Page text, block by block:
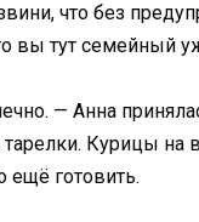
что без
вы тут семейный
— Анна
Курицы на
ещё готовить.